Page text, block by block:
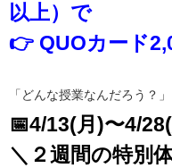
以上）で
👉 QUOカード
「どんな授業なんだろう？
📅4/13(月)〜4/
＼２週間の特別